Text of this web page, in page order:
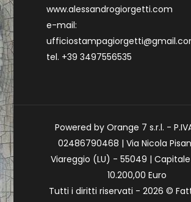
www.alessandrogiorgetti.com
e-mail:
tel. +39 3497556535
Powered by Orange 7 s.r.l. -
02486790468 | Via Nicola
Viareggio (LU) - 55049 |
10.200,00 Euro
Tutti i diritti riservati - 2026 ©